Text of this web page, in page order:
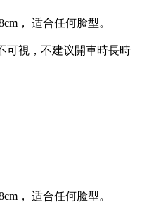
， 适合任何脸型。
可視，不建议開車時長時
， 适合任何脸型。